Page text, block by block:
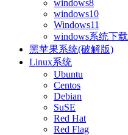
windows8
windows10
Windows11
windows系统下载
黑苹果系统(破解版)
Linux系统
Ubuntu
Centos
Debian
SuSE
Red Hat
Red Flag